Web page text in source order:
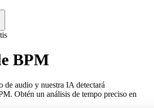
BPM
de audio y nuestra IA detectará
Obtén un análisis de tempo preciso en